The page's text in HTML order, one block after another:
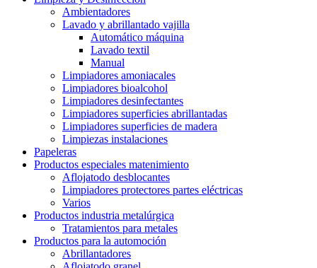
Ambientadores
Lavado y abrillantado vajilla
Automático máquina
Lavado textil
Manual
Limpiadores amoniacales
Limpiadores bioalcohol
Limpiadores desinfectantes
Limpiadores superficies abrillantadas
Limpiadores superficies de madera
Limpiezas instalaciones
Papeleras
Productos especiales matenimiento
Aflojatodo desblocantes
Limpiadores protectores partes eléctricas
Varios
Productos industria metalúrgica
Tratamientos para metales
Productos para la automoción
Abrillantadores